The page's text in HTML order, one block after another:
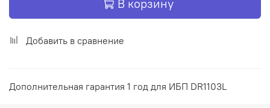
В корзину
Добавить в сравнение
Дополнительная гарантия 1 год для ИБП DR1103L